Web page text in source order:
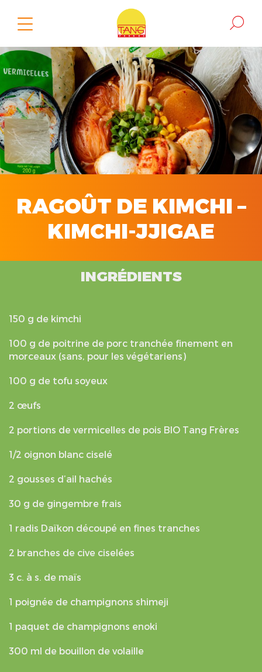
RAGOÛT DE KIMCHI –
KIMCHI-JJIGAE
INGRÉDIENTS
150 g de kimchi
100 g de poitrine de porc tranchée finement en
morceaux (sans, pour les végétariens)
100 g de tofu soyeux
2 œufs
2 portions de vermicelles de pois BIO Tang Frères
1/2 oignon blanc ciselé
2 gousses d’ail hachés
30 g de gingembre frais
1 radis Daïkon découpé en fines tranches
2 branches de cive ciselées
3 c. à s. de maïs
1 poignée de champignons shimeji
1 paquet de champignons enoki
300 ml de bouillon de volaille